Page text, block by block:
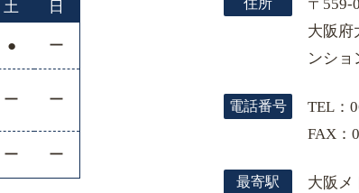
土 日
● ー
ー ー
ー ー
住所
〒559-
大阪府
ンショ
電話番号
TEL：
FAX：
最寄駅
大阪メ